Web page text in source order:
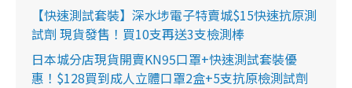
【快速測試套裝】深水埗電子特賣城$15快速抗原測
試劑 現貨發售！買10支再送3支檢測棒
日本城分店現貨開賣KN95口罩+快速測試套裝優
惠！$128買到成人立體口罩2盒+5支抗原檢測試劑